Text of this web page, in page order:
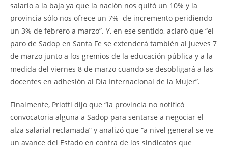
salario a la baja ya que la nación nos quitó un 10% y la
provincia sólo nos ofrece un 7% de incremento peridiendo
un 3% de febrero a marzo”. Y, en ese sentido, aclaró que “el
paro de Sadop en Santa Fe se extenderá también al jueves 7
de marzo junto a los gremios de la educación pública y a la
medida del viernes 8 de marzo cuando se desobligará a las
docentes en adhesión al Día Internacional de la Mujer”.
Finalmente, Priotti dijo que “la provincia no notificó
convocatoria alguna a Sadop para sentarse a negociar el
alza salarial reclamada” y analizó que “a nivel general se ve
un avance del Estado en contra de los sindicatos que